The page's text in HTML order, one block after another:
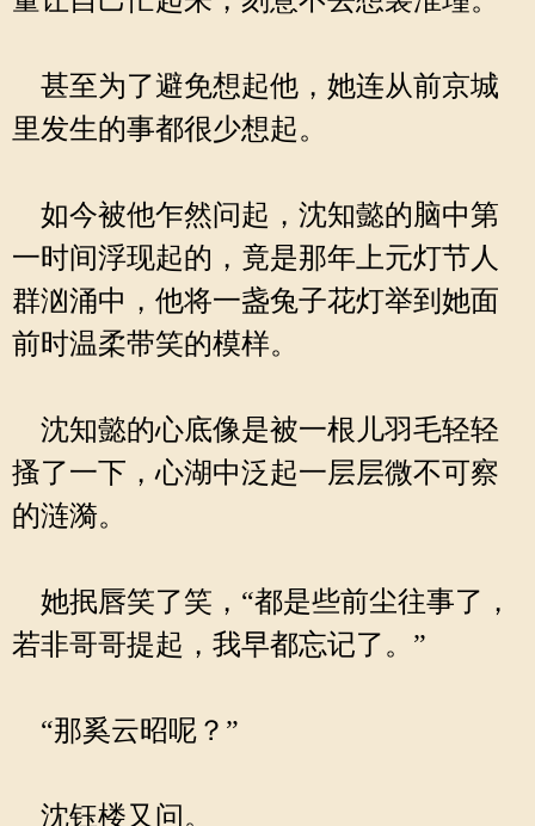
甚至为了避免想起他，她连从前京城
里发生的事都很少想起。
如今被他乍然问起，沈知懿的脑中第
一时间浮现起的，竟是那年上元灯节人
群汹涌中，他将一盏兔子花灯举到她面
前时温柔带笑的模样。
沈知懿的心底像是被一根儿羽毛轻轻
搔了一下，心湖中泛起一层层微不可察
的涟漪。
她抿唇笑了笑，“都是些前尘往事了，
若非哥哥提起，我早都忘记了。”
“那奚云昭呢？”
沈钰楼又问。